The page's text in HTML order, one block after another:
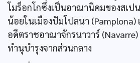
โมร็อกโกซึ่งเป็นอาณานิคมของสเ
น้อยในเมืองปัมโปลนา (Pamplona)
อดีตราชอาณาจักรนาวาร์
ทำนุบำรุงจากส่วนกลาง